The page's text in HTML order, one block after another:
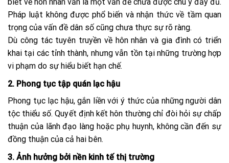
biết về hôn nhân vẫn là một vấn đề chưa được chú ý đầy đủ.
Pháp luật không được phổ biến và nhận thức về tầm quan
trọng của vấn đề dân số cũng chưa thực sự rõ ràng.
Dù công tác tuyên truyền về hôn nhân và gia đình có triển
khai tại các tỉnh thành, nhưng vẫn tồn tại những trường hợp
vi phạm do sự hiểu biết hạn chế.
2. Phong tục tập quán lạc hậu
Phong tục lạc hậu, gắn liền với ý thức của những người dân
tộc thiểu số. Quyết định kết hôn thường chỉ đòi hỏi sự chấp
thuận của lãnh đạo làng hoặc phụ huynh, không cần đến sự
đồng thuận của cả hai bên.
3. Ảnh hưởng bởi nền kinh tế thị trường